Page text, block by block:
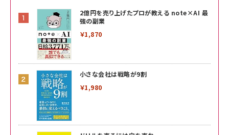
2億円を売り上げたプロが教える note×AI 最
強の副業
￥1,870
小さな会社は戦略が9割
￥1,980